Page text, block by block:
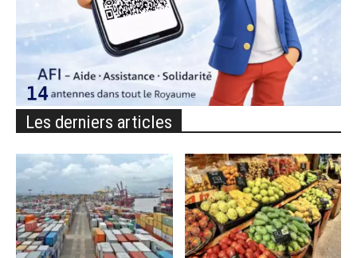
Les derniers articles